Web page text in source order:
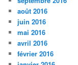
août 2016
juin 2016
mai 2016
avril 2016
février 2016